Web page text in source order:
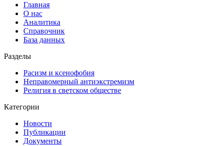
Главная
О нас
Аналитика
Справочник
База данных
Разделы
Расизм и ксенофобия
Неправомерный антиэкстремизм
Религия в светском обществе
Категории
Новости
Публикации
Документы